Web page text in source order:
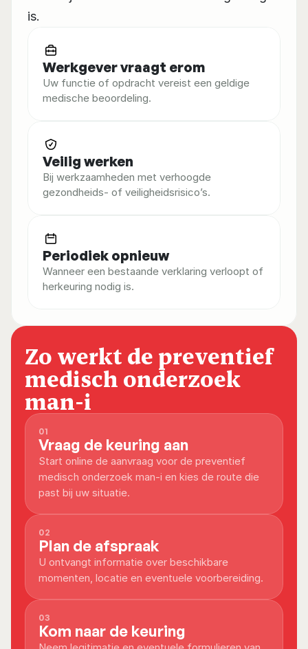
is.
Werkgever vraagt erom
Uw functie of opdracht vereist een geldige
medische beoordeling.
Veilig werken
Bij werkzaamheden met verhoogde
gezondheids- of veiligheidsrisico’s.
Periodiek opnieuw
Wanneer een bestaande verklaring verloopt of
herkeuring nodig is.
Zo werkt de preventief
medisch onderzoek
man-i
01
Vraag de keuring aan
Start online de aanvraag voor de preventief
medisch onderzoek man-i en kies de route die
past bij uw situatie.
02
Plan de afspraak
U ontvangt informatie over beschikbare
momenten, locatie en eventuele voorbereiding.
03
Kom naar de keuring